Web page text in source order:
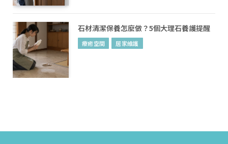
石材清潔保養怎麼做？5個大理石養護提醒
療癒空間 居家維護